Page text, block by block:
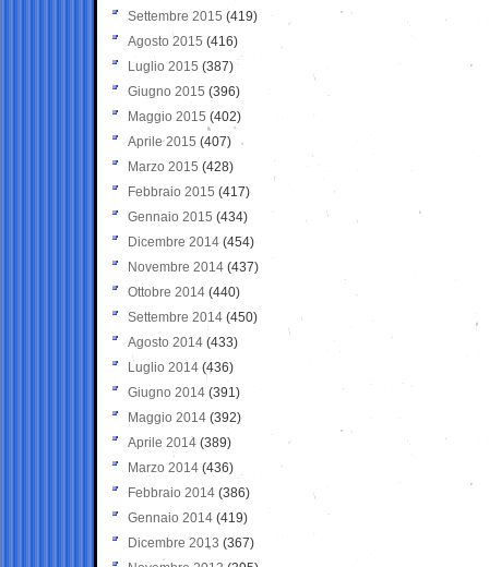
Settembre 2015 (419)
Agosto 2015 (416)
Luglio 2015 (387)
Giugno 2015 (396)
Maggio 2015 (402)
Aprile 2015 (407)
Marzo 2015 (428)
Febbraio 2015 (417)
Gennaio 2015 (434)
Dicembre 2014 (454)
Novembre 2014 (437)
Ottobre 2014 (440)
Settembre 2014 (450)
Agosto 2014 (433)
Luglio 2014 (436)
Giugno 2014 (391)
Maggio 2014 (392)
Aprile 2014 (389)
Marzo 2014 (436)
Febbraio 2014 (386)
Gennaio 2014 (419)
Dicembre 2013 (367)